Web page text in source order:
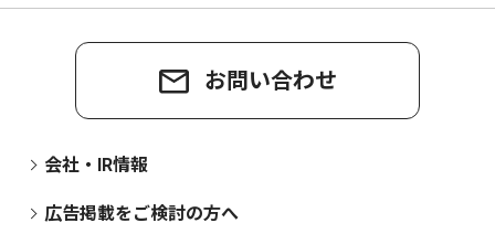
お問い合わせ
会社・IR情報
広告掲載をご検討の方へ